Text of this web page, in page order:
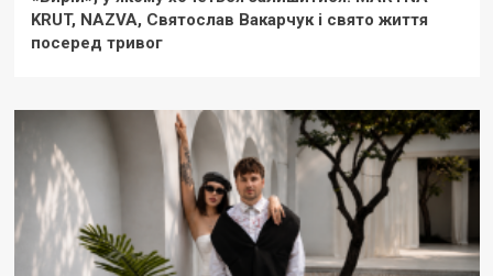
KRUT, NAZVA, Святослав Вакарчук і свято життя
посеред тривог